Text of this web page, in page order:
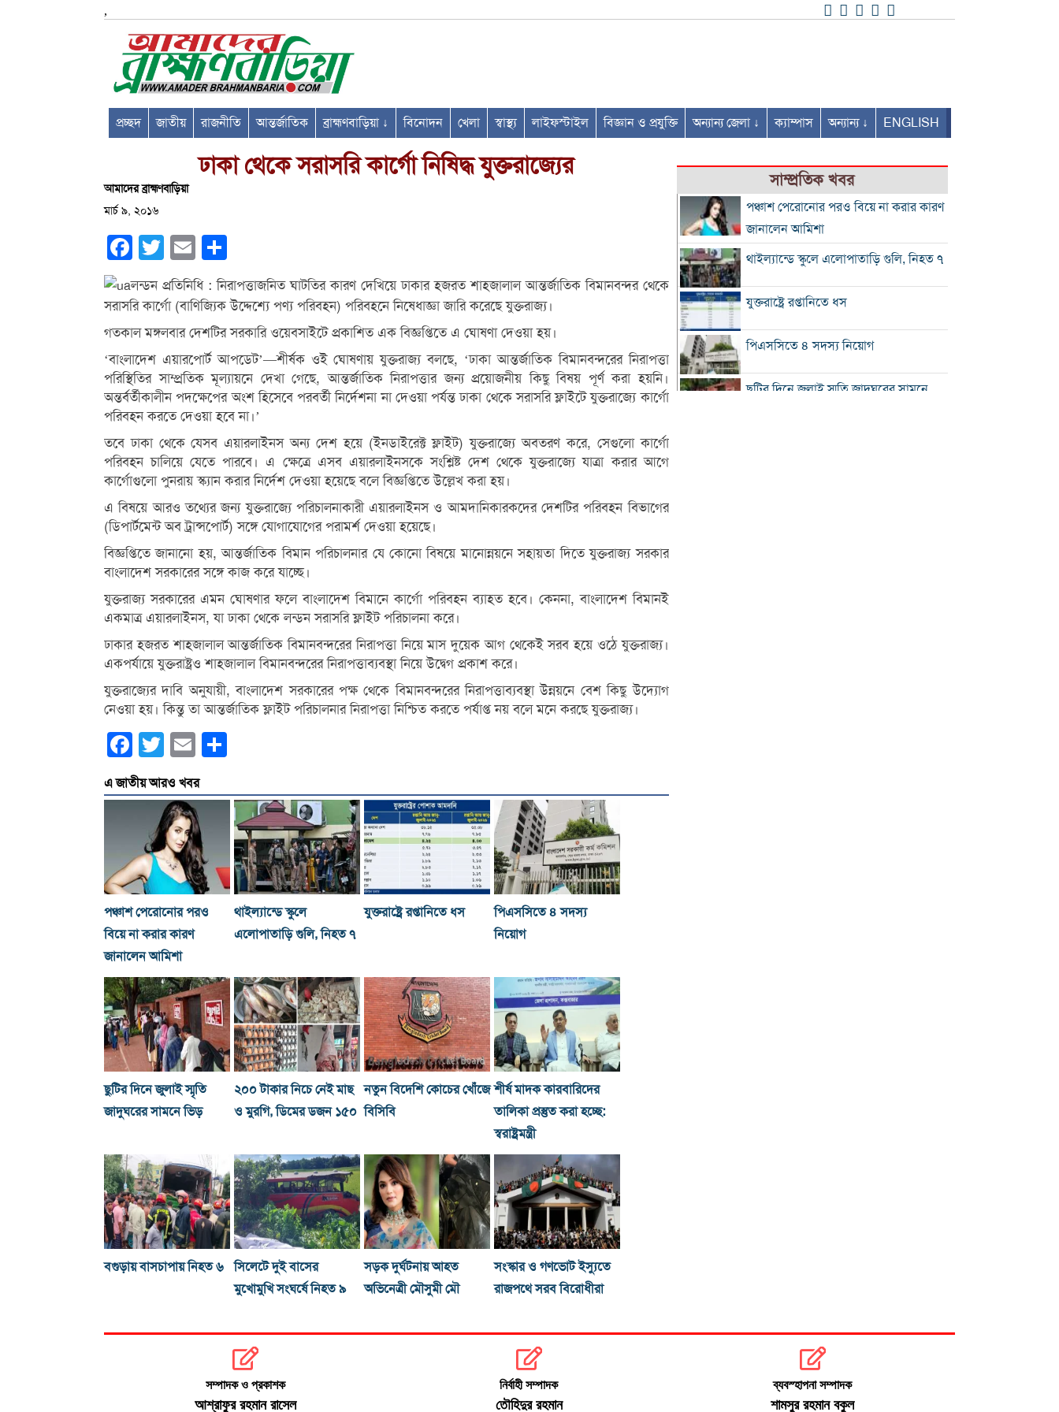
,
প্রচ্ছদ জাতীয় রাজনীতি আন্তর্জাতিক ব্রাহ্মণবাড়িয়া ↓ বিনোদন খেলা স্বাস্থ্য লাইফস্টাইল বিজ্ঞান ও প্রযুক্তি অন্যান্য জেলা ↓ ক্যাম্পাস অন্যান্য ↓ ENGLISH
ঢাকা থেকে সরাসরি কার্গো নিষিদ্ধ যুক্তরাজ্যের
আমাদের ব্রাহ্মণবাড়িয়া
মার্চ ৯, ২০১৬
Facebook
Twitter Email
লন্ডন প্রতিনিধি : নিরাপত্তাজনিত ঘাটতির কারণ দেখিয়ে ঢাকার হজরত শাহজালাল আন্তর্জাতিক বিমানবন্দর থেকে
সরাসরি কার্গো (বাণিজ্যিক উদ্দেশ্যে পণ্য পরিবহন) পরিবহনে নিষেধাজ্ঞা জারি করেছে যুক্তরাজ্য।
গতকাল মঙ্গলবার দেশটির সরকারি ওয়েবসাইটে প্রকাশিত এক বিজ্ঞপ্তিতে এ ঘোষণা দেওয়া হয়।
‘বাংলাদেশ এয়ারপোর্ট আপডেট’—শীর্ষক ওই ঘোষণায় যুক্তরাজ্য বলছে, ‘ঢাকা আন্তর্জাতিক বিমানবন্দরের নিরাপত্তা
পরিস্থিতির সাম্প্রতিক মূল্যায়নে দেখা গেছে, আন্তর্জাতিক নিরাপত্তার জন্য প্রয়োজনীয় কিছু বিষয় পূর্ণ করা হয়নি।
অন্তর্বর্তীকালীন পদক্ষেপের অংশ হিসেবে পরবর্তী নির্দেশনা না দেওয়া পর্যন্ত ঢাকা থেকে সরাসরি ফ্লাইটে যুক্তরাজ্যে কার্গো
পরিবহন করতে দেওয়া হবে না।’
তবে ঢাকা থেকে যেসব এয়ারলাইনস অন্য দেশ হয়ে (ইনডাইরেক্ট ফ্লাইট) যুক্তরাজ্যে অবতরণ করে, সেগুলো কার্গো
পরিবহন চালিয়ে যেতে পারবে। এ ক্ষেত্রে এসব এয়ারলাইনসকে সংশ্লিষ্ট দেশ থেকে যুক্তরাজ্যে যাত্রা করার আগে
কার্গোগুলো পুনরায় স্ক্যান করার নির্দেশ দেওয়া হয়েছে বলে বিজ্ঞপ্তিতে উল্লেখ করা হয়।
এ বিষয়ে আরও তথ্যের জন্য যুক্তরাজ্যে পরিচালনাকারী এয়ারলাইনস ও আমদানিকারকদের দেশটির পরিবহন বিভাগের
(ডিপার্টমেন্ট অব ট্রান্সপোর্ট) সঙ্গে যোগাযোগের পরামর্শ দেওয়া হয়েছে।
বিজ্ঞপ্তিতে জানানো হয়, আন্তর্জাতিক বিমান পরিচালনার যে কোনো বিষয়ে মানোন্নয়নে সহায়তা দিতে যুক্তরাজ্য সরকার
বাংলাদেশ সরকারের সঙ্গে কাজ করে যাচ্ছে।
যুক্তরাজ্য সরকারের এমন ঘোষণার ফলে বাংলাদেশ বিমানে কার্গো পরিবহন ব্যাহত হবে। কেননা, বাংলাদেশ বিমানই
একমাত্র এয়ারলাইনস, যা ঢাকা থেকে লন্ডন সরাসরি ফ্লাইট পরিচালনা করে।
ঢাকার হজরত শাহজালাল আন্তর্জাতিক বিমানবন্দরের নিরাপত্তা নিয়ে মাস দুয়েক আগ থেকেই সরব হয়ে ওঠে যুক্তরাজ্য।
একপর্যায়ে যুক্তরাষ্ট্রও শাহজালাল বিমানবন্দরের নিরাপত্তাব্যবস্থা নিয়ে উদ্বেগ প্রকাশ করে।
যুক্তরাজ্যের দাবি অনুযায়ী, বাংলাদেশ সরকারের পক্ষ থেকে বিমানবন্দরের নিরাপত্তাব্যবস্থা উন্নয়নে বেশ কিছু উদ্যোগ
নেওয়া হয়। কিন্তু তা আন্তর্জাতিক ফ্লাইট পরিচালনার নিরাপত্তা নিশ্চিত করতে পর্যাপ্ত নয় বলে মনে করছে যুক্তরাজ্য।
Facebook
Twitter Email
এ জাতীয় আরও খবর
পঞ্চাশ পেরোনোর পরও
বিয়ে না করার কারণ
জানালেন আমিশা
থাইল্যান্ডে স্কুলে
এলোপাতাড়ি গুলি, নিহত ৭
যুক্তরাষ্ট্রে রপ্তানিতে ধস
পিএসসিতে ৪ সদস্য
নিয়োগ
ছুটির দিনে জুলাই স্মৃতি
জাদুঘরের সামনে ভিড়
২০০ টাকার নিচে নেই মাছ
ও মুরগি, ডিমের ডজন ১৫০
নতুন বিদেশি কোচের খোঁজে
বিসিবি
শীর্ষ মাদক কারবারিদের
তালিকা প্রস্তুত করা হচ্ছে:
স্বরাষ্ট্রমন্ত্রী
বগুড়ায় বাসচাপায় নিহত ৬
সিলেটে দুই বাসের
মুখোমুখি সংঘর্ষে নিহত ৯
সড়ক দুর্ঘটনায় আহত
অভিনেত্রী মৌসুমী মৌ
সংস্কার ও গণভোট ইস্যুতে
রাজপথে সরব বিরোধীরা
সাম্প্রতিক খবর
পঞ্চাশ পেরোনোর পরও বিয়ে না করার কারণ
জানালেন আমিশা
থাইল্যান্ডে স্কুলে এলোপাতাড়ি গুলি, নিহত ৭
যুক্তরাষ্ট্রে রপ্তানিতে ধস
পিএসসিতে ৪ সদস্য নিয়োগ
ছুটির দিনে জুলাই স্মৃতি জাদুঘরের সামনে
সম্পাদক ও প্রকাশক
আশ্রাফুর রহমান রাসেল
নির্বাহী সম্পাদক
তৌহিদুর রহমান
ব্যবস্হাপনা সম্পাদক
শামসুর রহমান বকুল